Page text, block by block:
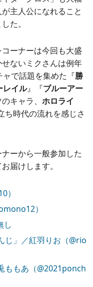
主人公になれること
た。
ーナーは今回も大盛
ないミクさんは例年
で話題を集めた『勝
レイル』『ブルーアー
キャラ、 ホロライ
ち時代の流れを感じさ
ーから一般参加した
届けします。
）
）
し
じ」／紅羽りお（@rio
ももあ（@2021ponch